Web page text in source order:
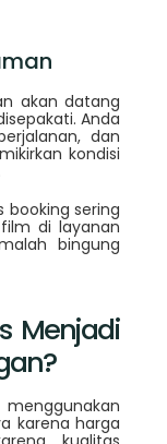
akan datang
Anda
dan
kondisi
booking sering
di layanan
bingung
Menjadi
karena harga